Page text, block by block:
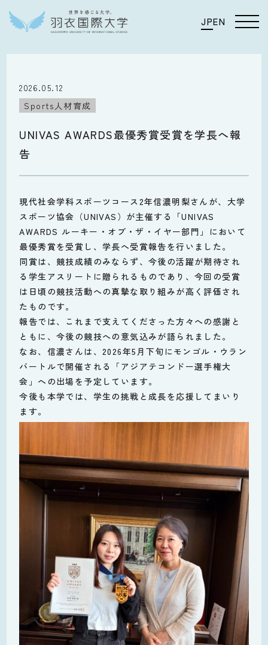
JPEN
2026.05.12
Sports人材育成
UNIVAS AWARDS最優秀賞受賞を学長へ報
告
現代社会学科スポーツコース2年信濃明梨さんが、大学
スポーツ協会（UNIVAS）が主催する「UNIVAS
AWARDS ルーキー・オブ・ザ・イヤー部門」において
最優秀賞を受賞し、学長へ受賞報告を行いました。
同賞は、競技成績のみならず、今後の活躍が期待され
る学生アスリートに贈られるものであり、今回の受賞
は日頃の競技活動への真摯な取り組みが高く評価され
たものです。
報告では、これまで支えてくださった方々への感謝と
ともに、今後の競技への意気込みが語られました。
なお、信濃さんは、2026年5月下旬にモンゴル・ウラン
バートルで開催される「アジアテコンドー選手権大
会」への出場を予定しています。
今後も本学では、学生の挑戦と成長を応援してまいり
ます。